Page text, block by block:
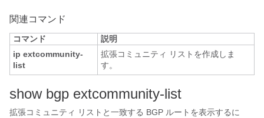
関連コマンド
コマンド
説明
ip extcommunity-
list
拡張コミュニティ リストを作成しま
す。
show bgp extcommunity-list
拡張コミュニティ リストと一致する BGP ルートを表示するに